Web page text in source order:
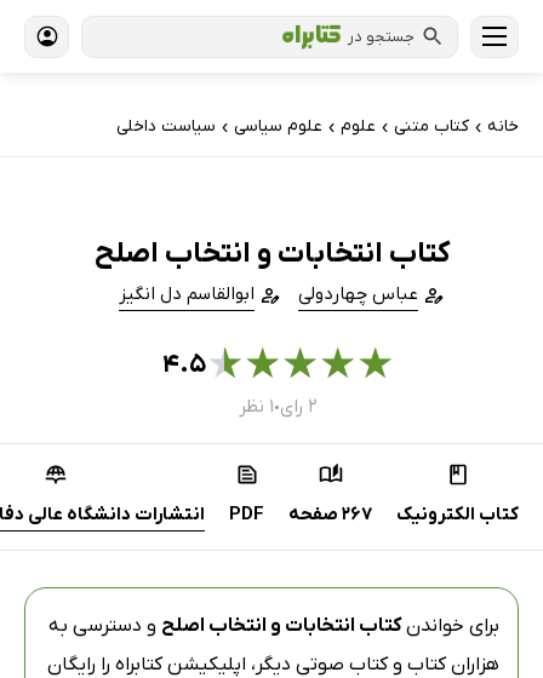
جستجو در
خانه › کتاب‌ متنی › علوم › علوم سیاسی › سیاست داخلی
کتاب انتخابات و انتخاب اصلح
عباس چهاردولی ابوالقاسم دل انگیز
★
★
★
★
★۴.۵
۲ رای ● ۱ نظر
کتاب الکترونیک 267 صفحه PDF انتشارات دانشگاه عالی
برای خواندنکتاب انتخابات و انتخاب اصلح و دسترسی به
هزاران کتاب و کتاب صوتی دیگر، اپلیکیشن کتابراه را رایگان